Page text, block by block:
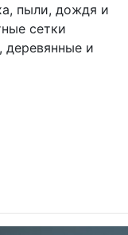
пыли, дождя и
сетки
деревянные и